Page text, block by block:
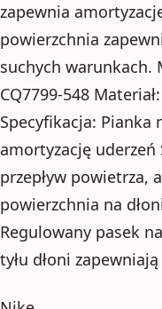
zapewnia
powierzchnia
suchych warunkach.
CQ7799-548
Specyfikacja: Pianka
amortyzację
przepływ powietrza,
powierzchnia na
Regulowany pasek
tyłu dłoni